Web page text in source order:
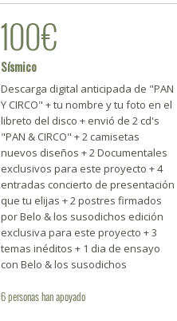
100€
Sísmico
Descarga digital anticipada de "PAN
Y CIRCO" + tu nombre y tu foto en el
libreto del disco + envió de 2 cd's
"PAN & CIRCO" + 2 camisetas
nuevos diseños + 2 Documentales
exclusivos para este proyecto + 4
entradas concierto de presentación
que tu elijas + 2 postres firmados
por Belo & los susodichos edición
exclusiva para este proyecto + 3
temas inéditos + 1 dia de ensayo
con Belo & los susodichos
6personashan apoyado